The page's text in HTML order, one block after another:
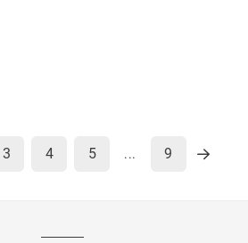
3 4 5 ... 9